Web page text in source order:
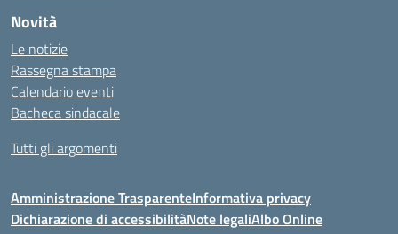
Novità
Le notizie
Rassegna stampa
Calendario eventi
Bacheca sindacale
Tutti gli argomenti
Amministrazione TrasparenteInformativa privacy
Dichiarazione di accessibilitàNote legaliAlbo Online